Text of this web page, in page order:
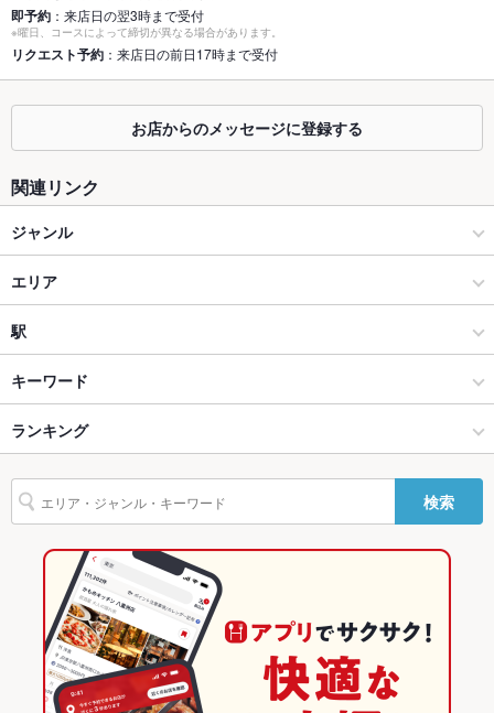
座敷 なし
掘りごたつ なし
カウンター あり
ソファー なし
テラス席
貸切
設備
Wi-Fi
ー
駐車場
その他設備 －
その他
飲み放題 あり
食べ放題 なし
カクテル充実、焼酎充実
お子様連れ お子様連れ歓迎
即予約 ：来店日の翌3時まで受付
※曜日、コースによって締切が異なる場合があります。
リクエスト予約 ：来店日の前日17時まで受付
お店からのメッセージに登録する
関連リンク
ジャンル
居酒屋
洋・和洋・各国料理・その他
心斎橋・なんば・南船場・堀江 × 居酒屋
心斎橋・なんば・南船場・堀江 × 洋・和洋・各国料理・その他
なんば駅 × 居酒屋
なんば駅 × 洋・和洋・各国料理・その他
洋食全般
心斎橋・なんば・南船場・堀江 × 洋食
エリア
難波
難波 × 居酒屋
難波 × 洋・和洋・各国料理・その他
難波 × 洋食
難波 × 洋食全般
大阪 × 居酒屋
大阪 × 洋・和洋・各国料理・その他
駅
大阪難波駅
ＪＲ難波駅
なんば駅
キーワード
手羽先 からあげ にんにく料理
トリュフ グラタン パスタ カルボナーラ デザート
ランキング
大阪のグルメランキング
大阪の居酒屋ランキング
心斎橋・なんば・南船場・堀江のグルメランキング
心斎橋・なんば・南船場・堀江の居酒屋ランキング
難波のグルメランキング
検索